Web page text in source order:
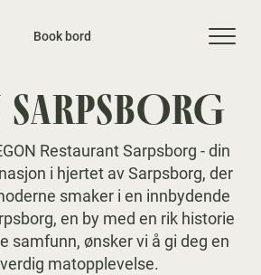
Book bord
Restaurant Sarpsborg - din
i hjertet av Sarpsborg, der
smaker i en innbydende
en by med en rik historie
samfunn, ønsker vi å gi deg en
matopplevelse.